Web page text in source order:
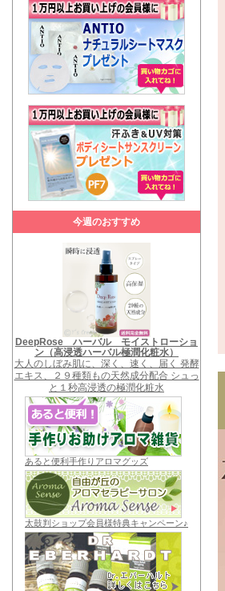
今週のおすすめ
DeepRose ハーバル モイストローショ
ン（高浸透ハーバル極潤化粧水）
大人のしぼみ肌に、深く、速く、届く 発酵
エキス、２９種類もの天然成分配合 シュっ
と１秒高浸透の極潤化粧水
あると便利手作りアロマグッズ
太鼓判ショップ会員様特典キャンペーン♪